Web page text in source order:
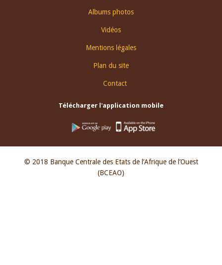
Albums photos
Vidéos
Mentions légales
Plan du site
Contact
Télécharger l'application mobile
© 2018 Banque Centrale des Etats de l’Afrique de l’Ouest
(BCEAO)